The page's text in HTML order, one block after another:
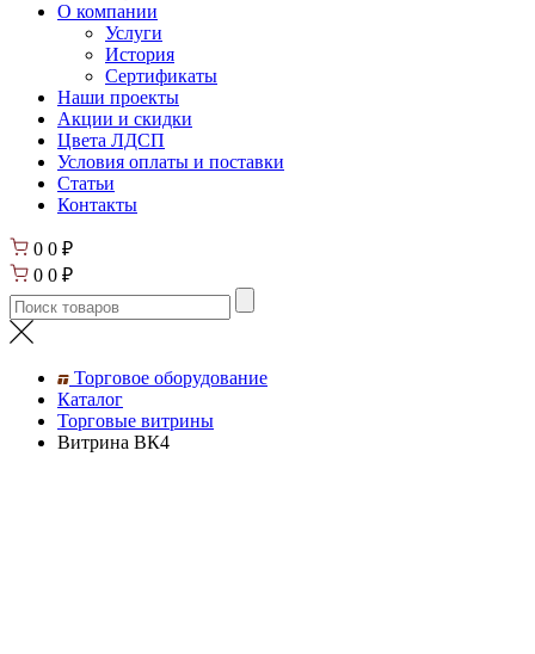
О компании
Услуги
История
Сертификаты
Наши проекты
Акции и скидки
Цвета ЛДСП
Условия оплаты и поставки
Статьи
Контакты
0 0 ₽
0 0 ₽
Торговое оборудование
Каталог
Торговые витрины
Витрина ВК4